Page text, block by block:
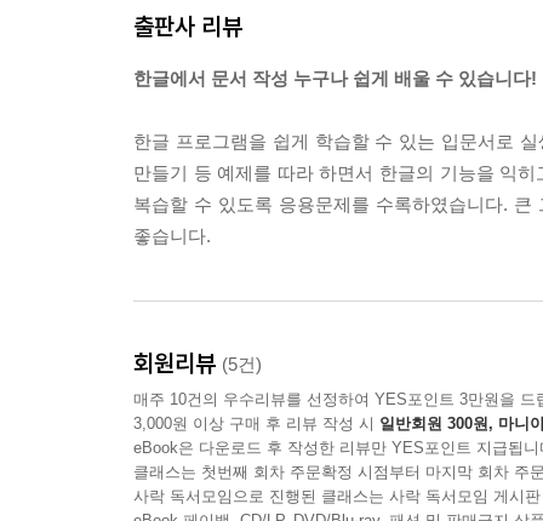
출판사 리뷰
한글에서 문서 작성 누구나 쉽게 배울 수 있습니다!
한글 프로그램을 쉽게 학습할 수 있는 입문서로
만들기 등 예제를 따라 하면서 한글의 기능을 익
복습할 수 있도록 응용문제를 수록하였습니다.
좋습니다.
회원리뷰 (5건)
매주 10건의 우수리뷰를 선정하여 YES포인트 3만원을 드
3,000원 이상 구매 후 리뷰 작성 시 일반회원 300원, 마니
eBook은 다운로드 후 작성한 리뷰만 YES포인트 지급됩니
클래스는 첫번째 회차 주문확정 시점부터 마지막 회차 주
사락 독서모임으로 진행된 클래스는 사락 독서모임 게시